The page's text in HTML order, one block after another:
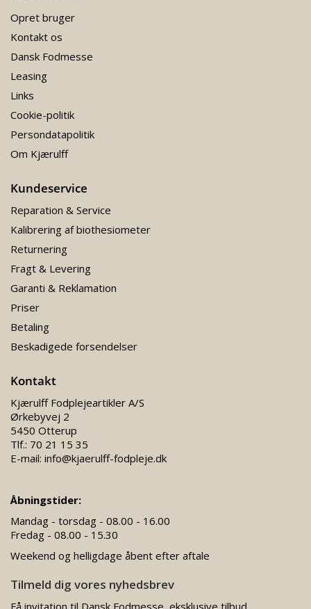
Opret bruger
Kontakt os
Dansk Fodmesse
Leasing
Links
Cookie-politik
Persondatapolitik
Om Kjærulff
Kundeservice
Reparation & Service
Kalibrering af biothesiometer
Returnering
Fragt & Levering
Garanti & Reklamation
Priser
Betaling
Beskadigede forsendelser
Kontakt
Kjærulff Fodplejeartikler A/S
Ørkebyvej 2
5450 Otterup
Tlf.: 70 21 15 35
E-mail: info@kjaerulff-fodpleje.dk
Åbningstider:
Mandag - torsdag - 08.00 - 16.00
Fredag - 08.00 - 15.30
Weekend og helligdage åbent efter aftale
Tilmeld dig vores nyhedsbrev
Få invitation til Dansk Fodmesse, eksklusive tilbud,